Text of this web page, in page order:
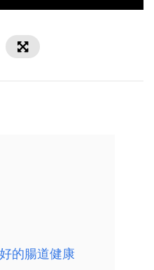
的腸道健康